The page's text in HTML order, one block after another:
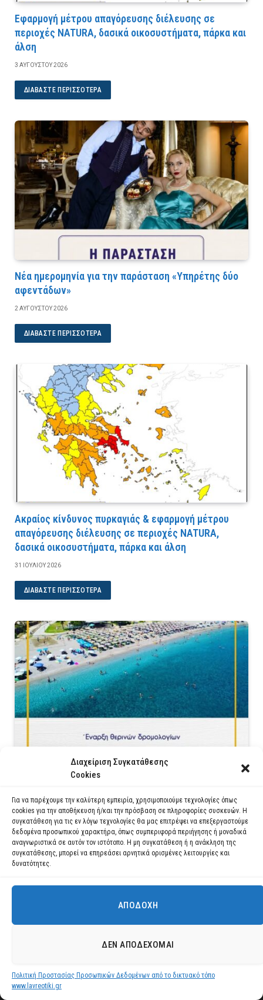
Διαχείριση Συγκατάθεσης
Cookies
Για να παρέχουμε την καλύτερη εμπειρία, χρησιμοποιούμε τεχνολογίες όπως
cookies για την αποθήκευση ή/και την πρόσβαση σε πληροφορίες συσκευών. Η
συγκατάθεση για τις εν λόγω τεχνολογίες θα μας επιτρέψει να επεξεργαστούμε
δεδομένα προσωπικού χαρακτήρα, όπως συμπεριφορά περιήγησης ή μοναδικά
αναγνωριστικά σε αυτόν τον ιστότοπο. Η μη συγκατάθεση ή η ανάκληση της
συγκατάθεσης, μπορεί να επηρεάσει αρνητικά ορισμένες λειτουργίες και
δυνατότητες.
ΑΠΟΔΟΧΉ
ΔΕΝ ΑΠΟΔΈΧΟΜΑΙ
Πολιτική Προστασίας Προσωπικών Δεδομένων από το δικτυακό τόπο
www.lavreotiki.gr
Εφαρμογή μέτρου απαγόρευσης διέλευσης σε
περιοχές NATURA, δασικά οικοσυστήματα, πάρκα και
άλση
3 ΑΥΓΟΎΣΤΟΥ 2026
ΔΙΑΒΆΣΤΕ ΠΕΡΙΣΣΌΤΕΡΑ
Νέα ημερομηνία για την παράσταση «Υπηρέτης δύο
αφεντάδων»
2 ΑΥΓΟΎΣΤΟΥ 2026
ΔΙΑΒΆΣΤΕ ΠΕΡΙΣΣΌΤΕΡΑ
Ακραίος κίνδυνος πυρκαγιάς & εφαρμογή μέτρου
απαγόρευσης διέλευσης σε περιοχές NATURA,
δασικά οικοσυστήματα, πάρκα και άλση
31 ΙΟΥΛΊΟΥ 2026
ΔΙΑΒΆΣΤΕ ΠΕΡΙΣΣΌΤΕΡΑ
Έναρξη θερινών δρομολογίων Κερατέα – Κακή
30 ΙΟΥΛΊΟΥ 2026
ΔΙΑΒΆΣΤΕ ΠΕΡΙΣΣΌΤΕΡΑ
Χρησιμοποιούμε cookies για να σας προσφέρουμε τη βέλτιστη εμπειρία
πλοήγησης στον ιστότοπό μας.
ρυθμίσεις
Αποδοχή